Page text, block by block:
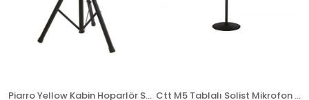
Piarro Yellow Kabin Hoparlör Standı Sehpası - Hoparlör Ayağı Ctt M5 Tablalı Solist Mikrofon Standı